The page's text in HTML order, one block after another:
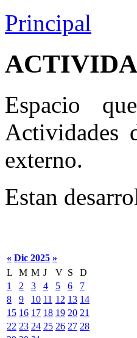
Principal
Espacio
Actividades
externo.
Estan
« Dic 2025 »
L
M M J V S
D
1
2 3 4 5 6
7
8
9 10 11 12 13 14
15 16 17 18 19 20 21
22 23 24 25 26 27 28